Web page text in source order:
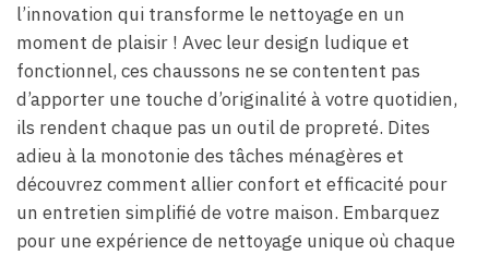
l’innovation qui transforme le nettoyage en un
moment de plaisir ! Avec leur design ludique et
fonctionnel, ces chaussons ne se contentent pas
d’apporter une touche d’originalité à votre quotidien,
ils rendent chaque pas un outil de propreté. Dites
adieu à la monotonie des tâches ménagères et
découvrez comment allier confort et efficacité pour
un entretien simplifié de votre maison. Embarquez
pour une expérience de nettoyage unique où chaque